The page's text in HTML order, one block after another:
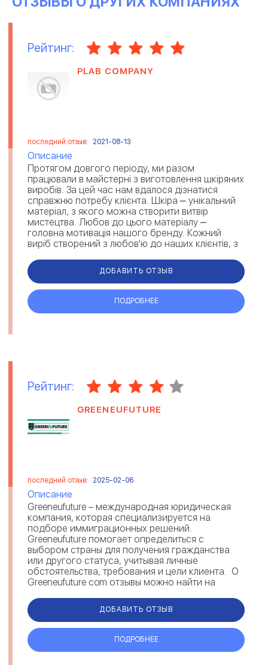
Рейтинг:
PLAB COMPANY
последний отзыв: 2021-08-13
Описание
Протягом довгого періоду, ми разом
працювали в майстерні з виготовлення шкіряних
виробів. За цей час нам вдалося дізнатися
справжню потребу клієнта. Шкіра ⎼ унікальний
матеріал, з якого можна створити витвір
мистецтва. Любов до цього матеріалу ⎼
головна мотивація нашого бренду. Кожний
виріб створений з любов'ю до наших клієнтів, з
увагою до їх потреб та комфорт...
ДОБАВИТЬ ОТЗЫВ
ПОДРОБНЕЕ
Рейтинг:
GREENEUFUTURE
последний отзыв: 2025-02-06
Описание
Greeneufuture – международная юридическая
компания, которая специализируется на
подборе иммиграционных решений.
Greeneufuture помогает определиться с
выбором страны для получения гражданства
или другого статуса, учитывая личные
обстоятельства, требования и цели клиента. О
Greeneufuture com отзывы можно найти на
ДОБАВИТЬ ОТЗЫВ
ПОДРОБНЕЕ